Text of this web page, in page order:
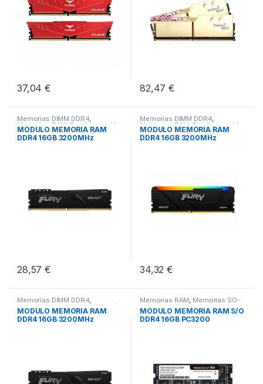
37,04€ 82,47€
Memorias DIMM DDR4,
Memorias RAM ,Pcs Integración
MÓDULO MEMORIA RAM
DDR4 16GB 3200MHz
28,57€
Memorias DIMM DDR4,
Memorias RAM ,Pcs Integración
MODULO MEMORIA RAM
DDR4 16GB 3200MHz
34,32€
Memorias DIMM DDR4,
Memorias RAM , Pcs Integración
MÓDULO MEMORIA RAM
DDR4 16GB 3200MHz
Memorias RAM, Memorias SO-
DIMM DDR4 ,Pcs Integración
MODULO MEMORIA RAM S/O
DDR4 16GB PC3200